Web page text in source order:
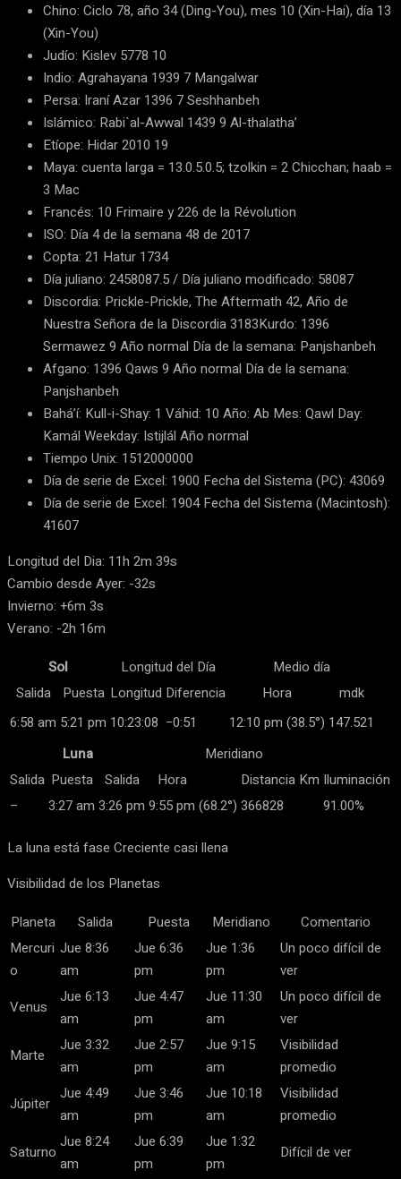
Chino: Ciclo 78, año 34 (Ding-You), mes 10 (Xin-Hai), día 13
(Xin-You)
Judío: Kislev 5778 10
Indio: Agrahayana 1939 7 Mangalwar
Persa: Iraní Azar 1396 7 Seshhanbeh
Islámico: Rabi`al-Awwal 1439 9 Al-thalatha’
Etíope: Hidar 2010 19
Maya: cuenta larga = 13.0.5.0.5; tzolkin = 2 Chicchan; haab =
3 Mac
Francés: 10 Frimaire y 226 de la Révolution
ISO: Día 4 de la semana 48 de 2017
Copta: 21 Hatur 1734
Día juliano: 2458087.5 / Día juliano modificado: 58087
Discordia: Prickle-Prickle, The Aftermath 42, Año de
Nuestra Señora de la Discordia 3183Kurdo: 1396
Sermawez 9 Año normal Día de la semana: Panjshanbeh
Afgano: 1396 Qaws 9 Año normal Día de la semana:
Panjshanbeh
Bahá’í: Kull-i-Shay: 1 Váhid: 10 Año: Ab Mes: Qawl Day:
Kamál Weekday: Istijlál Año normal
Tiempo Unix: 1512000000
Día de serie de Excel: 1900 Fecha del Sistema (PC): 43069
Día de serie de Excel: 1904 Fecha del Sistema (Macintosh):
41607
Longitud del Dia: 11h 2m 39s
Cambio desde Ayer: -32s
Invierno: +6m 3s
Verano: -2h 16m
Sol
Longitud del Día
Medio día
Salida
Puesta Longitud Diferencia Hora
mdk
6:58 am 5:21 pm 10:23:08 −0:51 12:10 pm (38.5°) 147.521
Luna
Meridiano
Salida Puesta Salida Hora Distancia Km Iluminación
–
3:27 am 3:26 pm 9:55 pm (68.2°) 366828 91.00%
La luna está fase Creciente casi llena
Visibilidad de los Planetas
Planeta
Salida Puesta Meridiano
Comentario
Mercuri
o
Jue 8:36
am
Jue 6:36
pm
Jue 1:36
pm
Un poco difícil de
ver
Venus
Jue 6:13
am
Jue 4:47
pm
Jue 11:30
am
Un poco difícil de
ver
Marte
Jue 3:32
am
Jue 2:57
pm
Jue 9:15
am
Visibilidad
promedio
Júpiter
Jue 4:49
am
Jue 3:46
pm
Jue 10:18
am
Visibilidad
promedio
Saturno
Jue 8:24
am
Jue 6:39
pm
Jue 1:32
pm
Difícil de ver